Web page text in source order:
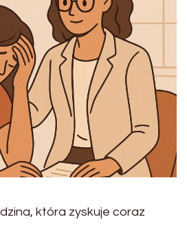
która zyskuje coraz